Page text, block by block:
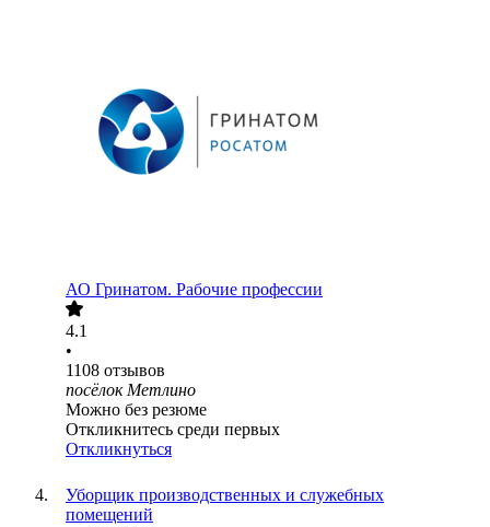
АО Гринатом. Рабочие профессии
4.1
•
1108 отзывов
посёлок Метлино
Можно без резюме
Откликнитесь среди первых
Откликнуться
Уборщик производственных и служебных
помещений